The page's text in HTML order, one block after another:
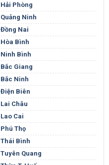
Hải Phòng
Quảng Ninh
Đồng Nai
Hòa Bình
Ninh Bình
Bắc Giang
Bắc Ninh
Điện Biên
Lai Châu
Lao Cai
Phú Thọ
Thái Bình
Tuyên Quang